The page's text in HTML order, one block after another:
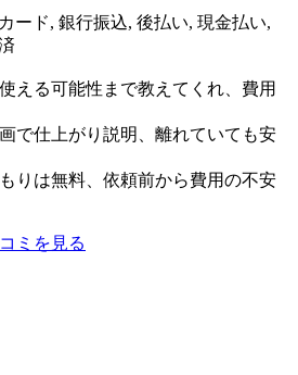
ード, 銀行振込, 後払い, 現金払い,
える可能性まで教えてくれ、費用
で仕上がり説明、離れていても安
りは無料、依頼前から費用の不安
ミを見る